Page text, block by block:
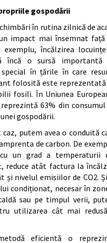
gospodării
în rutina zilnică de
impact mai însemnat față
exemplu, încălzirea
încă o sursă importantă
în țările în care
folosită este reprezentată
fosili. În Uniunea
63% din consumul
gospodării.
caz, putem avea o conduită
de carbon. De
cu un grad a temperaturii
reduce atât factura la
și nivelul emisiilor de CO2.
condiționat, necesar în
sau pe timpul verii,
utilizarea cât mai
eficientă o